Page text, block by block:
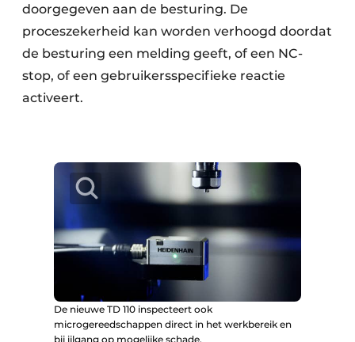
doorgegeven aan de besturing. De
proceszekerheid kan worden verhoogd doordat
de besturing een melding geeft, of een NC-
stop, of een gebruikersspecifieke reactie
activeert.
De nieuwe TD 110 inspecteert ook
microgereedschappen direct in het werkbereik en
bij ijlgang op mogelijke schade.